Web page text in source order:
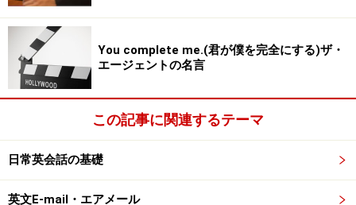
語順が同じ
上下 up and down
男女 men and women
夫婦 husband and wife
生死 life and death
大小 large and small
早晩 sooner or later
好き嫌い likes and dislikes
You complete me.(君が僕を完全にする)ザ・
エージェントの名言
この記事に関連するテーマ
日常英会話の基礎
英文E-mail・エアメール